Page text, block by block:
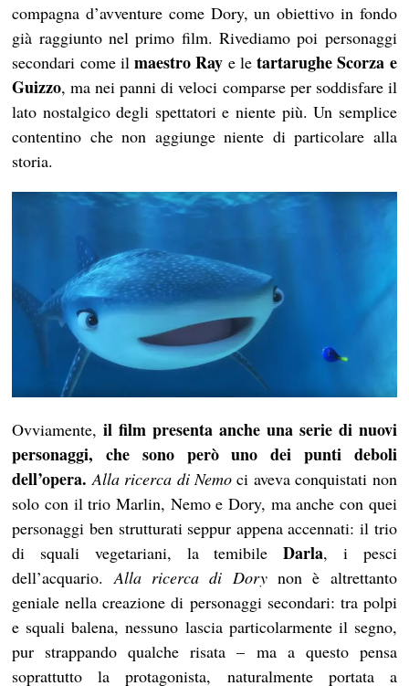
compagna d’avventure come Dory, un obiettivo in fondo
già raggiunto nel primo film. Rivediamo poi personaggi
secondari come ilmaestro Ray e letartarughe Scorza e
Guizzo, ma nei panni di veloci comparse per soddisfare il
lato nostalgico degli spettatori e niente più. Un semplice
contentino che non aggiunge niente di particolare alla
storia.
Ovviamente,il film presenta anche una serie di nuovi
personaggi, che sono però uno dei punti deboli
dell’opera. Alla ricerca di Nemo ci aveva conquistati non
solo con il trio Marlin, Nemo e Dory, ma anche con quei
personaggi ben strutturati seppur appena accennati: il trio
di squali vegetariani, la temibileDarla, i pesci
dell’acquario.Alla ricerca di Dorynon è altrettanto
geniale nella creazione di personaggi secondari: tra polpi
e squali balena, nessuno lascia particolarmente il segno,
pur strappando qualche risata – ma a questo pensa
soprattutto la protagonista, naturalmente portata a